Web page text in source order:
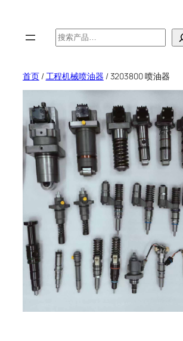
搜
索
首页/ 工程机械喷油器 / 3203800 喷油器